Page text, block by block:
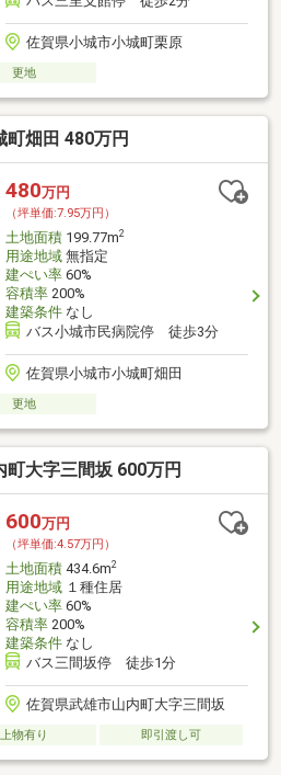
佐賀県小城市小城町栗原
更地
畑田 480万円
480万円
（坪単価:7.95万円）
土地面積199.77m2
用途地域無指定
建ぺい率60%
容積率200%
建築条件なし
バス小城市民病院停 徒歩3分
佐賀県小城市小城町畑田
更地
大字三間坂 600万円
600万円
（坪単価:4.57万円）
土地面積434.6m2
用途地域１種住居
建ぺい率60%
容積率200%
建築条件なし
バス三間坂停 徒歩1分
佐賀県武雄市山内町大字三間坂
上物有り 即引渡し可